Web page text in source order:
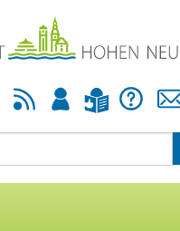
Newsfeed Anmelden Leichte Sprache Hilfe Kontakt